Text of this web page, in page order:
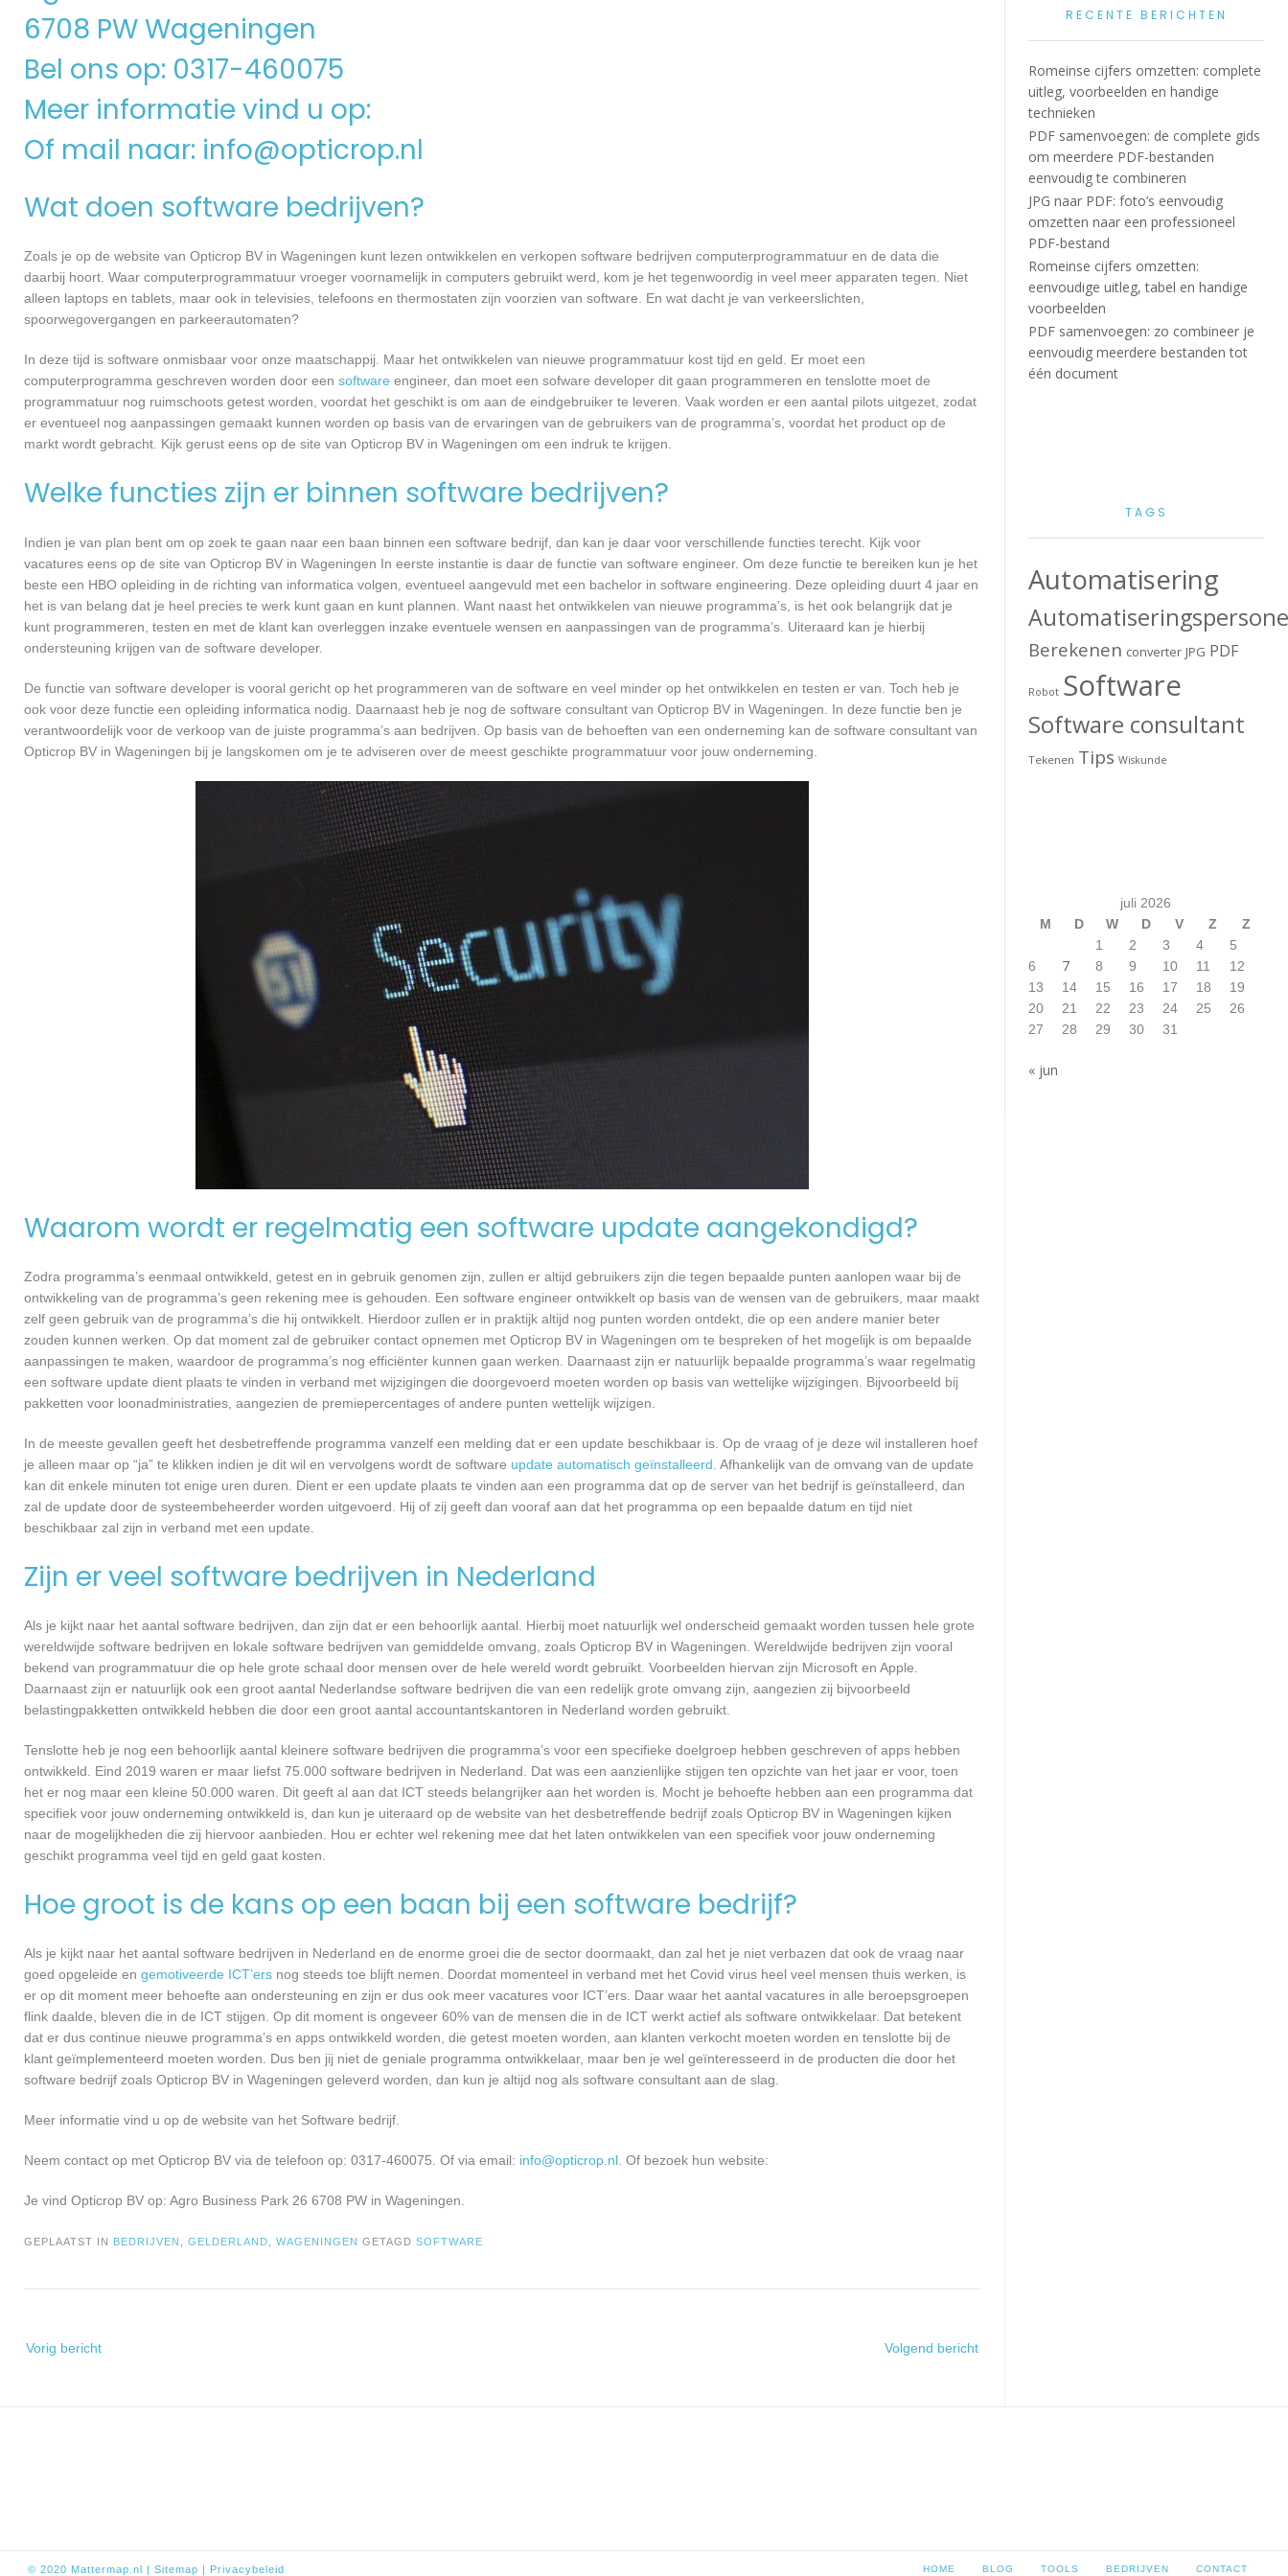
6708 PW Wageningen
Bel ons op: 0317-460075
Meer informatie vind u op:
Of mail naar: info@opticrop.nl
Wat doen software bedrijven?
Zoals je op de website van Opticrop BV in Wageningen kunt lezen ontwikkelen en verkopen software bedrijven computerprogrammatuur en de data die
daarbij hoort. Waar computerprogrammatuur vroeger voornamelijk in computers gebruikt werd, kom je het tegenwoordig in veel meer apparaten tegen. Niet
alleen laptops en tablets, maar ook in televisies, telefoons en thermostaten zijn voorzien van software. En wat dacht je van verkeerslichten,
spoorwegovergangen en parkeerautomaten?
In deze tijd is software onmisbaar voor onze maatschappij. Maar het ontwikkelen van nieuwe programmatuur kost tijd en geld. Er moet een
computerprogramma geschreven worden door een software engineer, dan moet een sofware developer dit gaan programmeren en tenslotte moet de
programmatuur nog ruimschoots getest worden, voordat het geschikt is om aan de eindgebruiker te leveren. Vaak worden er een aantal pilots uitgezet, zodat
er eventueel nog aanpassingen gemaakt kunnen worden op basis van de ervaringen van de gebruikers van de programma’s, voordat het product op de
markt wordt gebracht. Kijk gerust eens op de site van Opticrop BV in Wageningen om een indruk te krijgen.
Welke functies zijn er binnen software bedrijven?
Indien je van plan bent om op zoek te gaan naar een baan binnen een software bedrijf, dan kan je daar voor verschillende functies terecht. Kijk voor
vacatures eens op de site van Opticrop BV in Wageningen In eerste instantie is daar de functie van software engineer. Om deze functie te bereiken kun je het
beste een HBO opleiding in de richting van informatica volgen, eventueel aangevuld met een bachelor in software engineering. Deze opleiding duurt 4 jaar en
het is van belang dat je heel precies te werk kunt gaan en kunt plannen. Want naast het ontwikkelen van nieuwe programma’s, is het ook belangrijk dat je
kunt programmeren, testen en met de klant kan overleggen inzake eventuele wensen en aanpassingen van de programma’s. Uiteraard kan je hierbij
ondersteuning krijgen van de software developer.
De functie van software developer is vooral gericht op het programmeren van de software en veel minder op het ontwikkelen en testen er van. Toch heb je
ook voor deze functie een opleiding informatica nodig. Daarnaast heb je nog de software consultant van Opticrop BV in Wageningen. In deze functie ben je
verantwoordelijk voor de verkoop van de juiste programma’s aan bedrijven. Op basis van de behoeften van een onderneming kan de software consultant van
Opticrop BV in Wageningen bij je langskomen om je te adviseren over de meest geschikte programmatuur voor jouw onderneming.
Waarom wordt er regelmatig een software update aangekondigd?
Zodra programma’s eenmaal ontwikkeld, getest en in gebruik genomen zijn, zullen er altijd gebruikers zijn die tegen bepaalde punten aanlopen waar bij de
ontwikkeling van de programma’s geen rekening mee is gehouden. Een software engineer ontwikkelt op basis van de wensen van de gebruikers, maar maakt
zelf geen gebruik van de programma’s die hij ontwikkelt. Hierdoor zullen er in praktijk altijd nog punten worden ontdekt, die op een andere manier beter
zouden kunnen werken. Op dat moment zal de gebruiker contact opnemen met Opticrop BV in Wageningen om te bespreken of het mogelijk is om bepaalde
aanpassingen te maken, waardoor de programma’s nog efficiënter kunnen gaan werken. Daarnaast zijn er natuurlijk bepaalde programma’s waar regelmatig
een software update dient plaats te vinden in verband met wijzigingen die doorgevoerd moeten worden op basis van wettelijke wijzigingen. Bijvoorbeeld bij
pakketten voor loonadministraties, aangezien de premiepercentages of andere punten wettelijk wijzigen.
In de meeste gevallen geeft het desbetreffende programma vanzelf een melding dat er een update beschikbaar is. Op de vraag of je deze wil installeren hoef
je alleen maar op “ja” te klikken indien je dit wil en vervolgens wordt de software update automatisch geïnstalleerd . Afhankelijk van de omvang van de update
kan dit enkele minuten tot enige uren duren. Dient er een update plaats te vinden aan een programma dat op de server van het bedrijf is geïnstalleerd, dan
zal de update door de systeembeheerder worden uitgevoerd. Hij of zij geeft dan vooraf aan dat het programma op een bepaalde datum en tijd niet
beschikbaar zal zijn in verband met een update.
Zijn er veel software bedrijven in Nederland
Als je kijkt naar het aantal software bedrijven, dan zijn dat er een behoorlijk aantal. Hierbij moet natuurlijk wel onderscheid gemaakt worden tussen hele grote
wereldwijde software bedrijven en lokale software bedrijven van gemiddelde omvang, zoals Opticrop BV in Wageningen. Wereldwijde bedrijven zijn vooral
bekend van programmatuur die op hele grote schaal door mensen over de hele wereld wordt gebruikt. Voorbeelden hiervan zijn Microsoft en Apple.
Daarnaast zijn er natuurlijk ook een groot aantal Nederlandse software bedrijven die van een redelijk grote omvang zijn, aangezien zij bijvoorbeeld
belastingpakketten ontwikkeld hebben die door een groot aantal accountantskantoren in Nederland worden gebruikt.
Tenslotte heb je nog een behoorlijk aantal kleinere software bedrijven die programma’s voor een specifieke doelgroep hebben geschreven of apps hebben
ontwikkeld. Eind 2019 waren er maar liefst 75.000 software bedrijven in Nederland. Dat was een aanzienlijke stijgen ten opzichte van het jaar er voor, toen
het er nog maar een kleine 50.000 waren. Dit geeft al aan dat ICT steeds belangrijker aan het worden is. Mocht je behoefte hebben aan een programma dat
specifiek voor jouw onderneming ontwikkeld is, dan kun je uiteraard op de website van het desbetreffende bedrijf zoals Opticrop BV in Wageningen kijken
naar de mogelijkheden die zij hiervoor aanbieden. Hou er echter wel rekening mee dat het laten ontwikkelen van een specifiek voor jouw onderneming
geschikt programma veel tijd en geld gaat kosten.
Hoe groot is de kans op een baan bij een software bedrijf?
Als je kijkt naar het aantal software bedrijven in Nederland en de enorme groei die de sector doormaakt, dan zal het je niet verbazen dat ook de vraag naar
goed opgeleide en gemotiveerde ICT’ers nog steeds toe blijft nemen. Doordat momenteel in verband met het Covid virus heel veel mensen thuis werken, is
er op dit moment meer behoefte aan ondersteuning en zijn er dus ook meer vacatures voor ICT’ers. Daar waar het aantal vacatures in alle beroepsgroepen
flink daalde, bleven die in de ICT stijgen. Op dit moment is ongeveer 60% van de mensen die in de ICT werkt actief als software ontwikkelaar. Dat betekent
dat er dus continue nieuwe programma’s en apps ontwikkeld worden, die getest moeten worden, aan klanten verkocht moeten worden en tenslotte bij de
klant geïmplementeerd moeten worden. Dus ben jij niet de geniale programma ontwikkelaar, maar ben je wel geïnteresseerd in de producten die door het
software bedrijf zoals Opticrop BV in Wageningen geleverd worden, dan kun je altijd nog als software consultant aan de slag.
Meer informatie vind u op de website van het Software bedrijf.
Neem contact op met Opticrop BV via de telefoon op: 0317-460075. Of via email: info@opticrop.nl . Of bezoek hun website:
Je vind Opticrop BV op: Agro Business Park 26 6708 PW in Wageningen.
GEPLAATST IN BEDRIJVEN GELDERLAND WAGENINGEN GETAGD SOFTWARE
navigatie
Vorig bericht Volgend bericht
RECENTE BERICHTEN
Romeinse cijfers omzetten: complete
uitleg, voorbeelden en handige
technieken
PDF samenvoegen: de complete gids
om meerdere PDF-bestanden
eenvoudig te combineren
JPG naar PDF: foto’s eenvoudig
omzetten naar een professioneel
PDF-bestand
Romeinse cijfers omzetten:
eenvoudige uitleg, tabel en handige
voorbeelden
PDF samenvoegen: zo combineer je
eenvoudig meerdere bestanden tot
één document
TAGS
Automatisering
Berekenen converter JPG PDF
Robot Software
Software consultant
Tekenen Tips Wiskunde
juli 2026
M
D W D V Z
Z
1
2 3 4
5
6
7 8 9 10 11
12
13
14 15 16 17 18
19
20
21 22 23 24 25
26
27
28 29 30 31
« jun
© 2020 Mattermap.nl | Sitemap | Privacybeleid HOME BLOG TOOLS BEDRIJVEN CONTACT